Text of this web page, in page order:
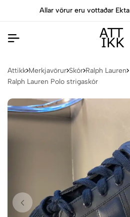
Allar vörur eru vottaðar Ekta af
Attikk Merkjavörur Skór Ralph Lauren
Ralph Lauren Polo strigaskór